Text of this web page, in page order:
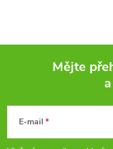
v
i
s
Mějte
E-mail